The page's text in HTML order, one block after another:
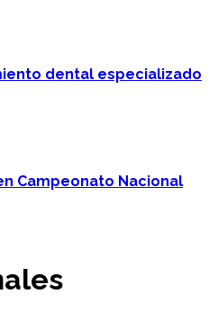
dental especializado
Campeonato Nacional